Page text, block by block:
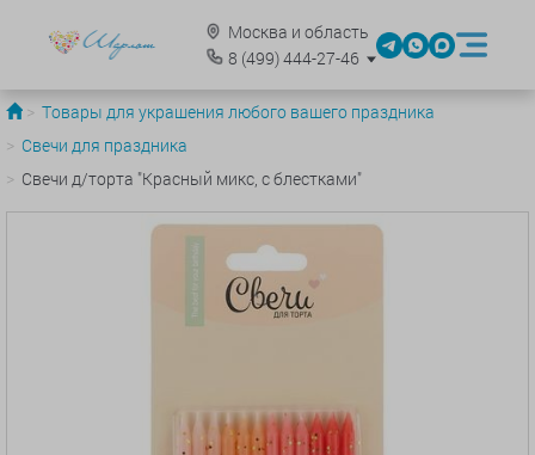
Москва и область
8 (499)444-27-46
Товары для украшения любого вашего праздника
Свечи для праздника
Свечи д/торта "Красный микс, с блестками"